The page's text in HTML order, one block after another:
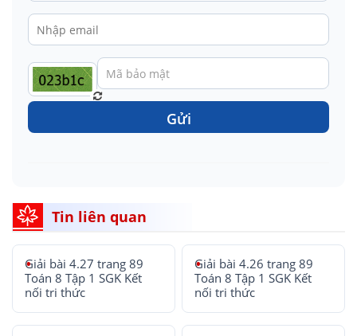
Gửi
Tin liên quan
Giải bài 4.27 trang 89
Toán 8 Tập 1 SGK Kết
nối tri thức
Giải bài 4.26 trang 89
Toán 8 Tập 1 SGK Kết
nối tri thức